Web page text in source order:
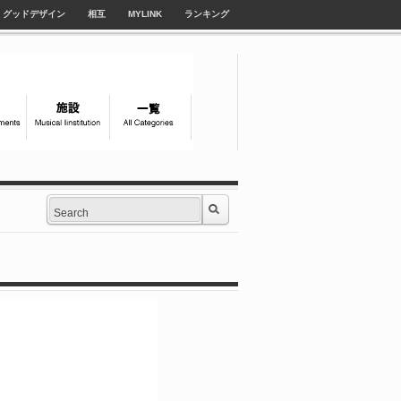
グッドデザイン 相互 MYLINK ランキング